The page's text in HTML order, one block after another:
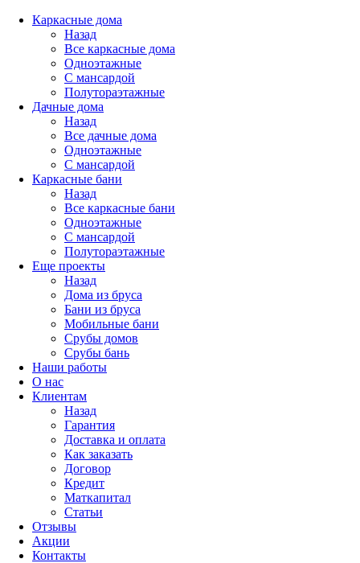
Каркасные дома
Назад
Все каркасные дома
Одноэтажные
С мансардой
Полутораэтажные
Дачные дома
Назад
Все дачные дома
Одноэтажные
С мансардой
Каркасные бани
Назад
Все каркасные бани
Одноэтажные
С мансардой
Полутораэтажные
Еще проекты
Назад
Дома из бруса
Бани из бруса
Мобильные бани
Срубы домов
Срубы бань
Наши работы
О нас
Клиентам
Назад
Гарантия
Доставка и оплата
Как заказать
Договор
Кредит
Маткапитал
Статьи
Отзывы
Акции
Контакты